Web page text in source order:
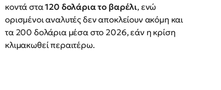
κοντά στα120 δολάρια το βαρέλι, ενώ
ορισμένοι αναλυτές δεν αποκλείουν ακόμη και
τα 200 δολάρια μέσα στο 2026, εάν η κρίση
κλιμακωθεί περαιτέρω.